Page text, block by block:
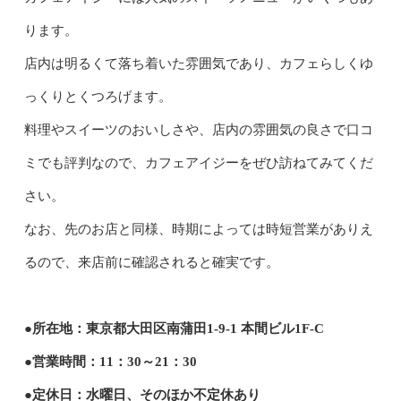
ります。
店内は明るくて落ち着いた雰囲気であり、カフェらしくゆ
っくりとくつろげます。
料理やスイーツのおいしさや、店内の雰囲気の良さで口コ
ミでも評判なので、カフェアイジーをぜひ訪ねてみてくだ
さい。
なお、先のお店と同様、時期によっては時短営業がありえ
るので、来店前に確認されると確実です。
●所在地：東京都大田区南蒲田1‐9‐1 本間ビル1F‐C
●営業時間：11：30～21：30
●定休日：水曜日、そのほか不定休あり